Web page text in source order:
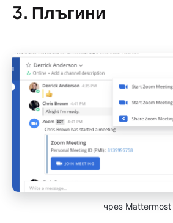
3. Плъгини
чрез Mattermost